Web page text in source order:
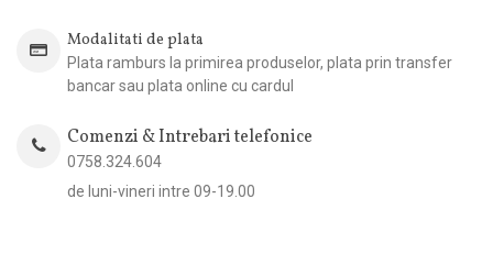
Modalitati de plata
Plata ramburs la primirea produselor, plata prin transfer
bancar sau plata online cu cardul
Comenzi & Intrebari telefonice
0758.324.604
de luni-vineri intre 09-19.00